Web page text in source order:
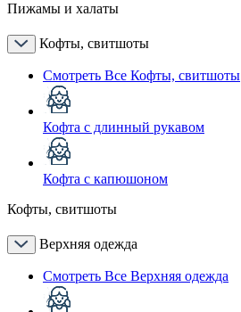
Пижамы и халаты
Кофты, свитшоты
Смотреть Все Кофты, свитшоты
Кофта с длинный рукавом
Кофта с капюшоном
Кофты, свитшоты
Верхняя одежда
Смотреть Все Верхняя одежда